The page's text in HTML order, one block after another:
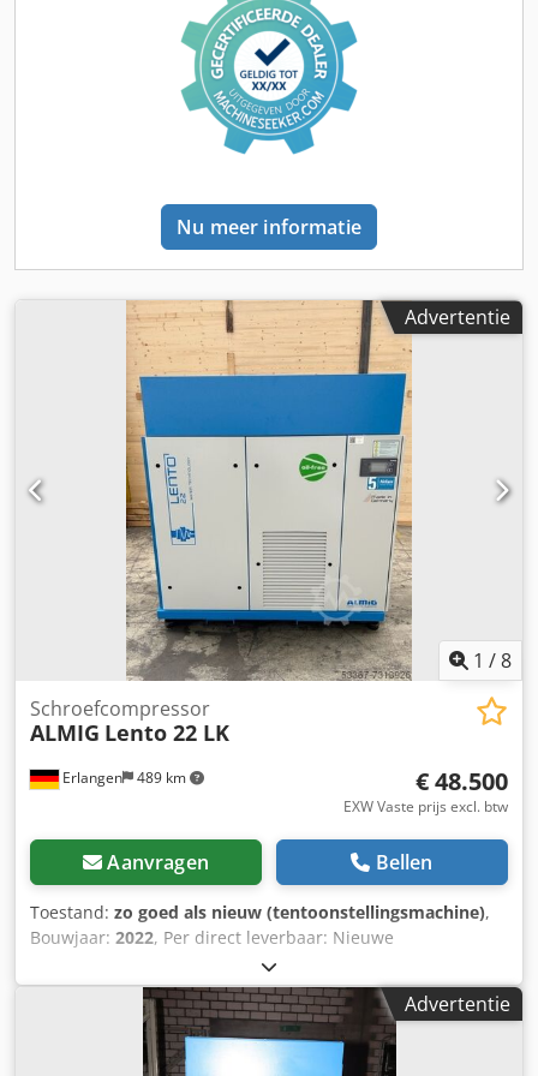
installatie (traploos instelbaar): 5 - 13 bar
Persluchtopbrengst bij minimale / maximale toerental,
volgens ISO 1217 bijlage C gemeten: bij 5 bar (overdruk):
0,30 tot 2,00 m³/min bij 6 bar (overdruk): 0,30 tot 1,89
m³/min bij 7 bar (overdruk): 0,30 tot 1,78 m³/min bij 8 bar
(overdruk): 0,29 tot 1,67 m³/min bij 9 bar (overdruk): 0,29
tot 1,57 m³/min bij 10 bar (overdruk): 0,29 tot 1,46 m³/min
Anzer bij 12 bar (overdruk): 0,28 tot 1,24 m³/min bij 13 bar
(overdruk): 0,27 tot 1,17 m³/min Geïnstalleerd
60-315 V/Hz Persluchtaansluiting: 3/4" G Afmetingen en
gewicht: Lengte (mm): 1530 Breedte (mm): 700 Hoogte
(mm): 1640 Gewicht (kg): 590 kg Bezoek onze vestiging in
Erlangen, wij hebben altijd een ruime keuze aan nieuwe
en gebruikte schroefcompressoren op voorraad.
Nu meer informatie
Advertentie
1 /8
Erlangen 489 km
Schroefcompressor
ALMIG Lento 22 LK
€ 48.500
EXW Vaste prijs excl. btw
Aanvragen Bellen
Toestand: zo goed als nieuw (tentoonstellingsmachine),
Bouwjaar: 2022, Per direct leverbaar: Nieuwe
toerentalgeregelde ALMIG-schroefcompressor LENTO 22 LK
(luchtgekoeld) olievrij, uitrusting: -regeling AIR CONTROL P
Technische gegevens Type : LENTO 22LK Mogelijke
werkdrukken van het apparaat (traploos) : 5 tot 10 bar
Leveringsvolume bij minimum/maximum snelheid
Advertentie